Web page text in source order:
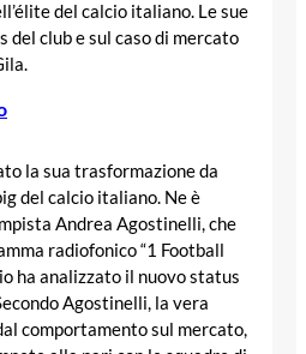
del calcio italiano. Le sue
del club e sul caso di mercato
la sua trasformazione da
del calcio italiano. Ne è
Andrea Agostinelli, che
radiofonico “1 Football
ha analizzato il nuovo status
Agostinelli, la vera
comportamento sul mercato,